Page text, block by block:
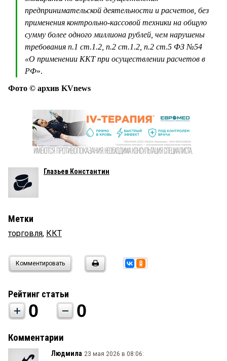
предпринимательской деятельности и расчетов, без
применения контрольно-кассовой техники на общую
сумму более одного миллиона рублей, чем нарушены
требования п.1 ст.1.2, п.2 ст.1.2, п.2 ст.5 ФЗ №54
«О применении ККТ при осуществлении расчетов в
РФ».
Фото © архив KVnews
Глазьев Константин
Метки
торговля, ККТ
Комментировать
Рейтинг статьи
0 0
Комментарии
Людмила 23 мая 2026 в 08:06: